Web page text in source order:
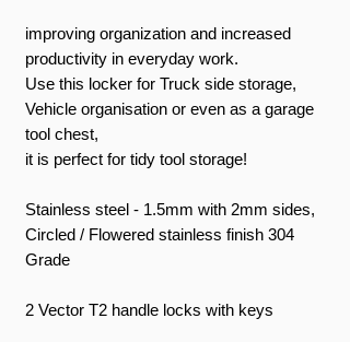
improving organization and increased
productivity in everyday work.
Use this locker for Truck side storage,
Vehicle organisation or even as a garage
tool chest,
it is perfect for tidy tool storage!
Stainless steel - 1.5mm with 2mm sides,
Circled / Flowered stainless finish 304
Grade
2 Vector T2 handle locks with keys